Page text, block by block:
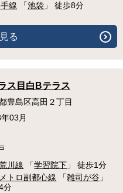
線 「池袋 」 徒歩8分
る
ス目白Bテラス
豊島区高田２丁目
03月
川線 「学習院下 」 徒歩1分
トロ副都心線 「雑司が谷 」
分